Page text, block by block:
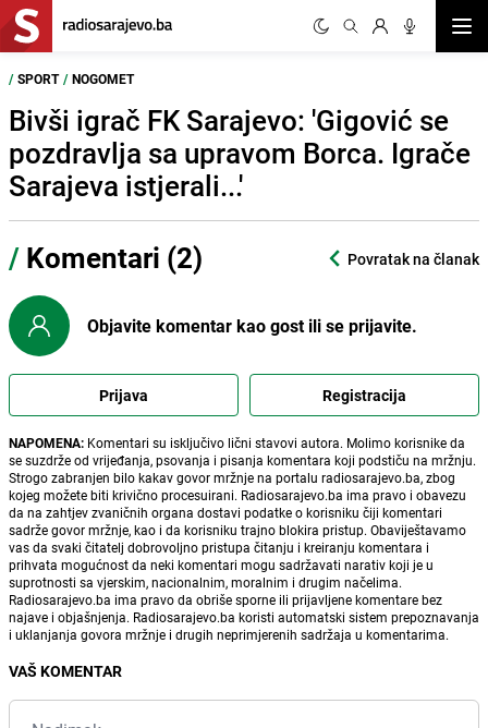
/ SPORT / NOGOMET
Bivši igrač FK Sarajevo: 'Gigović se
pozdravlja sa upravom Borca. Igrače
Sarajeva istjerali...'
/ Komentari (2) Povratak na članak
Objavite komentar kao gost ili se prijavite.
Prijava Registracija
NAPOMENA: Komentari su isključivo lični stavovi autora. Molimo korisnike da
se suzdrže od vrijeđanja, psovanja i pisanja komentara koji podstiču na mržnju.
Strogo zabranjen bilo kakav govor mržnje na portalu radiosarajevo.ba, zbog
kojeg možete biti krivično procesuirani. Radiosarajevo.ba ima pravo i obavezu
da na zahtjev zvaničnih organa dostavi podatke o korisniku čiji komentari
sadrže govor mržnje, kao i da korisniku trajno blokira pristup. Obaviještavamo
vas da svaki čitatelj dobrovoljno pristupa čitanju i kreiranju komentara i
prihvata mogućnost da neki komentari mogu sadržavati narativ koji je u
suprotnosti sa vjerskim, nacionalnim, moralnim i drugim načelima.
Radiosarajevo.ba ima pravo da obriše sporne ili prijavljene komentare bez
najave i objašnjenja. Radiosarajevo.ba koristi automatski sistem prepoznavanja
i uklanjanja govora mržnje i drugih neprimjerenih sadržaja u komentarima.
VAŠ KOMENTAR